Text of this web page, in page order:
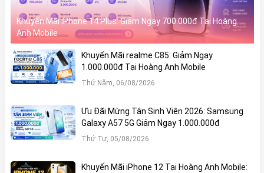
Khuyến Mãi iPhone 14 Plus: Giảm Ngay 700.000đ Tại Hoàng
Anh Mobile
Khuyến Mãi realme C85: Giảm Ngay
1.000.000đ Tại Hoàng Anh Mobile
Thứ Năm, 06/08/2026
Ưu Đãi Mừng Tân Sinh Viên 2026: Samsung
Galaxy A57 5G Giảm Ngay 1.000.000đ
Thứ Tư, 05/08/2026
Khuyến Mãi iPhone 12 Tại Hoàng Anh Mobile: